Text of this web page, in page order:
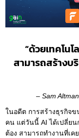
“ด้วยเทคโน
สามารถสร้างบ
– Sam
ในอดีต การสร้างธุรกิจ
คน แต่วันนี้ AI ได้เปลี่ย
ต้อง สามารถทำงานที่เค